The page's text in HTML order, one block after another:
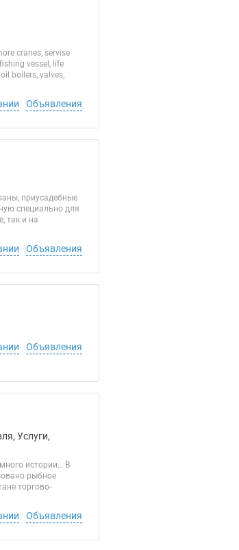
cranes, servise
vessel, life
boilers, valves,
Объявления
приусадебные
специально для
так и на
Объявления
Объявления
Услуги,
истории… В
рыбное
торгово-
Объявления